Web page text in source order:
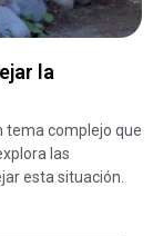
la
tema complejo que
las
esta situación.